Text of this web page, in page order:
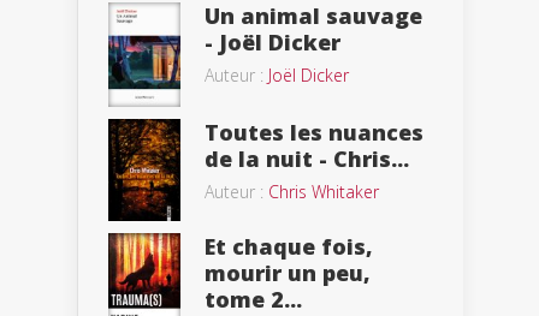
Un animal sauvage
- Joël Dicker
Auteur : Joël Dicker
Toutes les nuances
de la nuit - Chris...
Auteur : Chris Whitaker
Et chaque fois,
mourir un peu,
tome 2...